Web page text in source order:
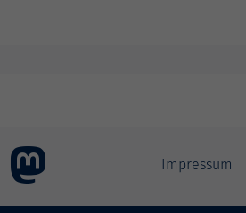
Impressum